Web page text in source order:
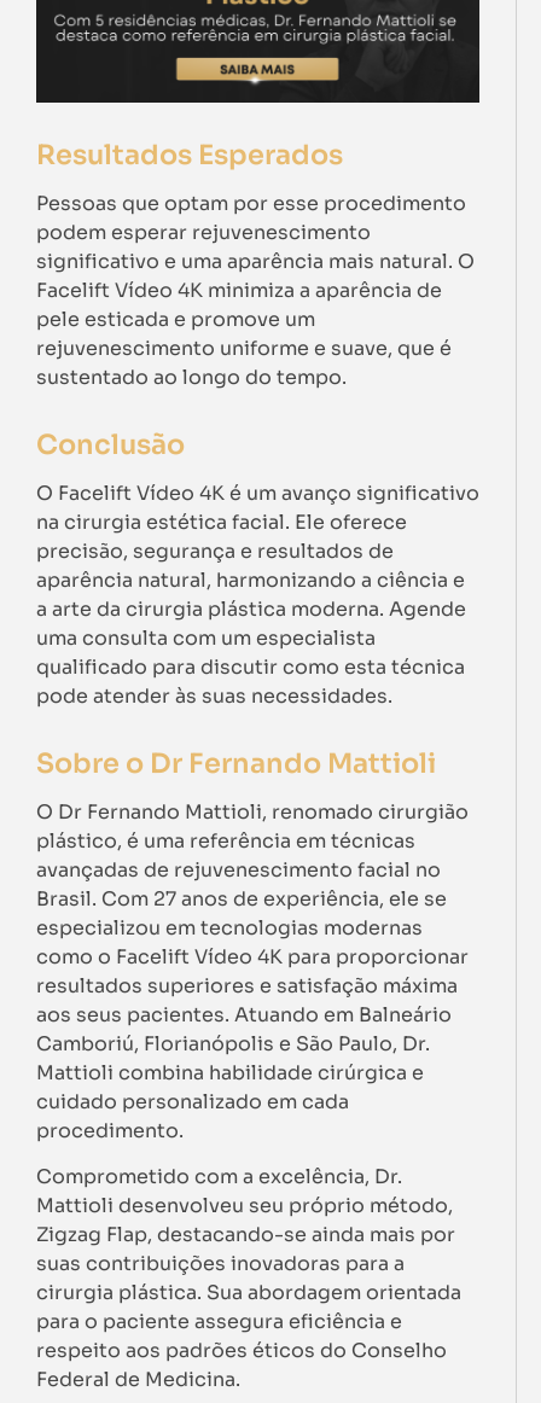
Resultados Esperados
Pessoas que optam por esse procedimento
podem esperar rejuvenescimento
significativo e uma aparência mais natural. O
Facelift Vídeo 4K minimiza a aparência de
pele esticada e promove um
rejuvenescimento uniforme e suave, que é
sustentado ao longo do tempo.
Conclusão
O Facelift Vídeo 4K é um avanço significativo
na cirurgia estética facial. Ele oferece
precisão, segurança e resultados de
aparência natural, harmonizando a ciência e
a arte da cirurgia plástica moderna. Agende
uma consulta com um especialista
qualificado para discutir como esta técnica
pode atender às suas necessidades.
Sobre o Dr Fernando Mattioli
O Dr Fernando Mattioli, renomado cirurgião
plástico, é uma referência em técnicas
avançadas de rejuvenescimento facial no
Brasil. Com 27 anos de experiência, ele se
especializou em tecnologias modernas
como o Facelift Vídeo 4K para proporcionar
resultados superiores e satisfação máxima
aos seus pacientes. Atuando em Balneário
Camboriú, Florianópolis e São Paulo, Dr.
Mattioli combina habilidade cirúrgica e
cuidado personalizado em cada
procedimento.
Comprometido com a excelência, Dr.
Mattioli desenvolveu seu próprio método,
Zigzag Flap, destacando-se ainda mais por
suas contribuições inovadoras para a
cirurgia plástica. Sua abordagem orientada
para o paciente assegura eficiência e
respeito aos padrões éticos do Conselho
Federal de Medicina.